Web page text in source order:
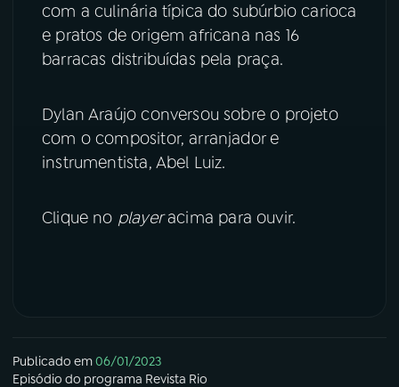
YouTube Facebook
Instagram X
TikTok
com a culinária típica do subúrbio carioca
e pratos de origem africana nas 16
barracas distribuídas pela praça.
Dylan Araújo conversou sobre o projeto
com o compositor, arranjador e
instrumentista, Abel Luiz.
Clique no playeracima para ouvir.
Publicado em06/01/2023
Episódio do programa Revista Rio